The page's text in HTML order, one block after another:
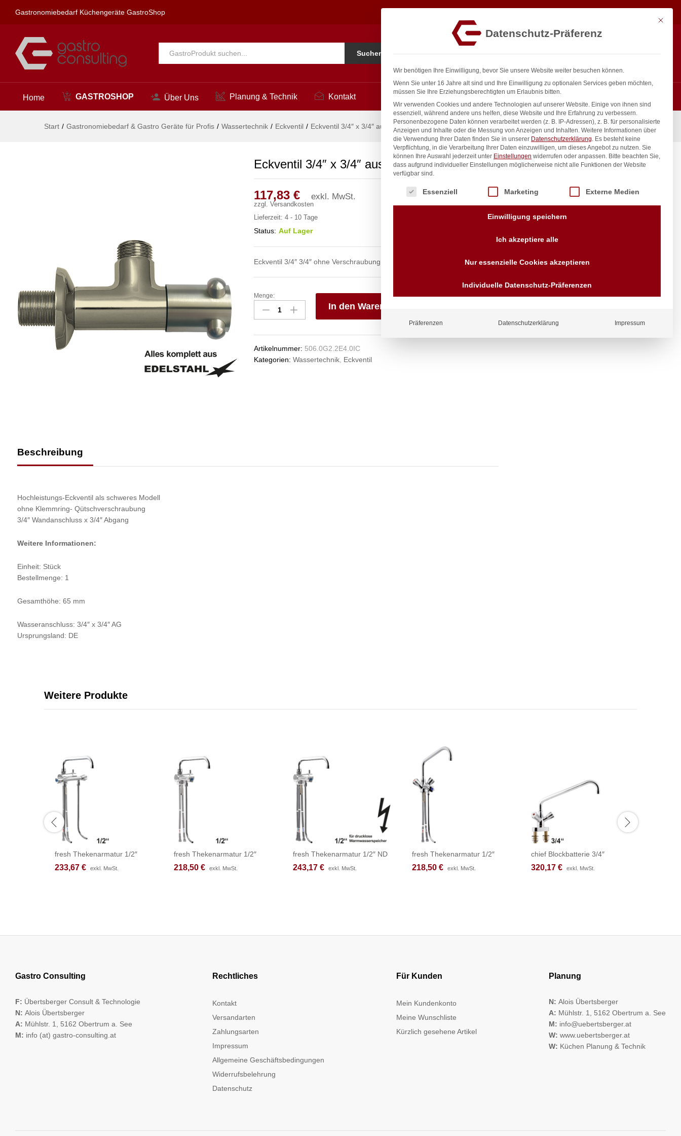
Gastronomiebedarf Küchengeräte GastroShop
Alle Suchen
Home GASTROSHOP Über Uns Planung & Technik Kontakt
Start / Gastronomiebedarf & Gastro Geräte für Profis / Wassertechnik / Eckventil / Eckventil 3/4″ x 3/4″ aus Edelstahl
Eckventil 3/4″ x 3/4″ aus Edelstahl
117,83 € exkl. MwSt.
zzgl. Versandkosten
Lieferzeit: 4 - 10 Tage
Status: Auf Lager
Eckventil 3/4″ 3/4″ ohne Verschraubung – Oberteil 1/2″ – Edelstahl
Eckventil
3/4"
x
Edelstahl
Anzahl
Menge:
In den Warenkorb
Artikelnummer: 506.0G2.2E4.0IC
Kategorien: Wassertechnik, Eckventil
Beschreibung
Hochleistungs-Eckventil als schweres Modell
ohne Klemmring- Qütschverschraubung
3/4″ Wandanschluss x 3/4″ Abgang
Weitere Informationen:
Einheit: Stück
Bestellmenge: 1
Gesamthöhe: 65 mm
Wasseranschluss: 3/4″ x 3/4″ AG
Ursprungsland: DE
inkl. / exkl. MwSt.
Anfragen
Wir sind seit über 40 Jahren
für Sie da
Vorrauskasse Paypal,
Kreditkarte, Direkt
Weitere Produkte
fresh Thekenarmatur 1/2″
233,67 € exkl. MwSt.
233,67 € exkl. MwSt.
fresh Thekenarmatur 1/2″
218,50 € exkl. MwSt.
218,50 € exkl. MwSt.
fresh Thekenarmatur 1/2″ ND
243,17 € exkl. MwSt.
243,17 € exkl. MwSt.
fresh Thekenarmatur 1/2″
218,50 € exkl. MwSt.
218,50 € exkl. MwSt.
chief Blockbatterie 3/4″
320,17 € exkl. MwSt.
320,17 € exkl. MwSt.
Gastro Consulting
F: Übertsberger Consult & Technologie
N: Alois Übertsberger
A: Mühlstr. 1, 5162 Obertrum a. See
M: info (at) gastro-consulting.at
Rechtliches
Kontakt
Versandarten
Zahlungsarten
Impressum
Allgemeine Geschäftsbedingungen
Widerrufsbelehrung
Datenschutz
Für Kunden
Mein Kundenkonto
Meine Wunschliste
Kürzlich gesehene Artikel
Planung
N: Alois Übertsberger
A: Mühlstr. 1, 5162 Obertrum a. See
M: info@uebertsberger.at
W: www.uebertsberger.at
W: Küchen Planung & Technik
Beschreibung
117,83€ exkl. MwSt. In den Warenkorb
Mit
Datenschutz-Präferenz
Wir benötigen Ihre Einwilligung, bevor Sie unsere Website weiter besuchen können.
Wenn Sie unter 16 Jahre alt sind und Ihre Einwilligung zu optionalen Services geben möchten,
müssen Sie Ihre Erziehungsberechtigten um Erlaubnis bitten.
Wir verwenden Cookies und andere Technologien auf unserer Website. Einige von ihnen sind
essenziell, während andere uns helfen, diese Website und Ihre Erfahrung zu verbessern.
Personenbezogene Daten können verarbeitet werden (z. B. IP-Adressen), z. B. für personalisierte
Anzeigen und Inhalte oder die Messung von Anzeigen und Inhalten. Weitere Informationen über
die Verwendung Ihrer Daten finden Sie in unserer Datenschutzerklärung. Es besteht keine
Verpflichtung, in die Verarbeitung Ihrer Daten einzuwilligen, um dieses Angebot zu nutzen. Sie
können Ihre Auswahl jederzeit unter Einstellungen widerrufen oder anpassen. Bitte beachten Sie,
dass aufgrund individueller Einstellungen möglicherweise nicht alle Funktionen der Website
verfügbar sind.
Es folgt eine Liste der Service-Gruppen, für die eine Einwilligung erteilt werden kann.
Essenziell Marketing Externe Medien
Einwilligung speichern
Ich akzeptiere alle
Nur essenzielle Cookies akzeptieren
Individuelle Datenschutz-Präferenzen
Präferenzen Datenschutzerklärung Impressum